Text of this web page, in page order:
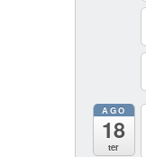
AGO
18
ter